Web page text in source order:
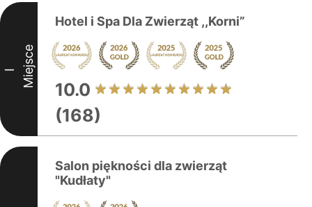
I Miejsce
Hotel i Spa Dla Zwierząt ,,Korni”
10.0
(168)
Salon piękności dla zwierząt
"Kudłaty"